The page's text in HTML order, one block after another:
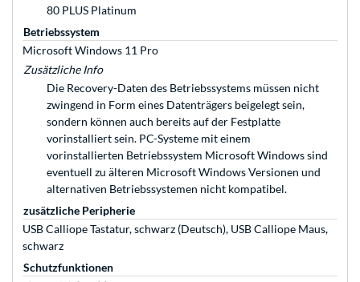
80 PLUS Platinum
Betriebssystem
Microsoft Windows 11 Pro
Zusätzliche Info
Die Recovery-Daten des Betriebssystems müssen nicht
zwingend in Form eines Datenträgers beigelegt sein,
sondern können auch bereits auf der Festplatte
vorinstalliert sein. PC-Systeme mit einem
vorinstallierten Betriebssystem Microsoft Windows sind
eventuell zu älteren Microsoft Windows Versionen und
alternativen Betriebssystemen nicht kompatibel.
zusätzliche Peripherie
USB Calliope Tastatur, schwarz (Deutsch), USB Calliope Maus,
schwarz
Schutzfunktionen